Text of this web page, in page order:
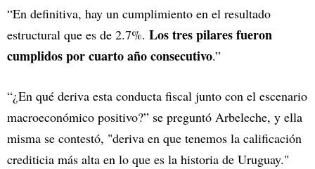
“En definitiva, hay un cumplimiento en el resultado
estructural que es de 2.7%. Los tres pilares fueron
cumplidos por cuarto año consecutivo.”
“¿En qué deriva esta conducta fiscal junto con el escenario
macroeconómico positivo?” se preguntó Arbeleche, y ella
misma se contestó, "deriva en que tenemos la calificación
crediticia más alta en lo que es la historia de Uruguay."